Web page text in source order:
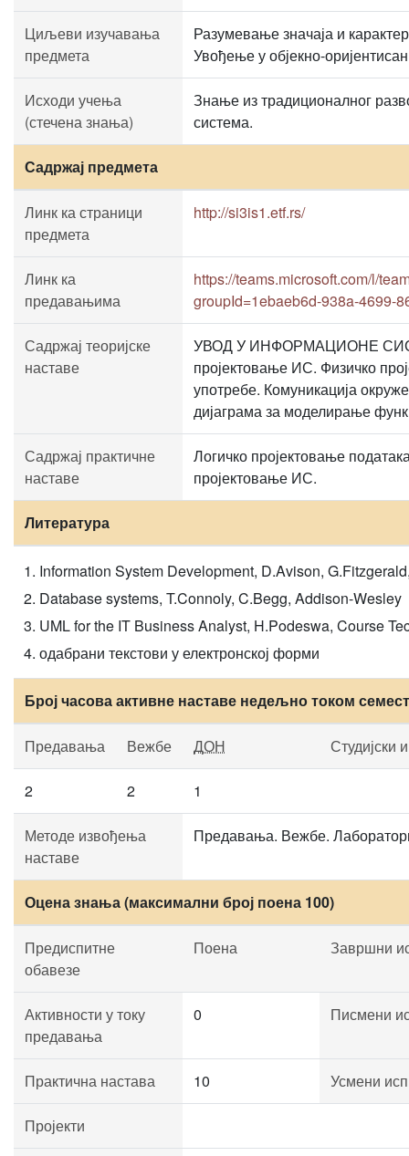
Циљеви изучавања
предмета
Разумевање значаја и
Увођење у објекно-
Исходи учења
(стечена знања)
Знање из традиционалног
система.
Садржај предмета
Линк ка страници
предмета
http://si3is1.etf.rs/
Линк ка
предавањима
https://teams.microsoft.com/l/
groupId=1ebaeb6d-938a-4699-
Садржај теоријске
наставе
УВОД У ИНФОРМАЦИОНЕ
пројектовање ИС. Физичко
употребе. Комуникација
дијаграма за моделирање
Садржај практичне
наставе
Логичко пројектовање
пројектовање ИС.
Литература
Information System Development, D.Avison,
Database systems, T.Connoly, C.Begg, Addison-Wesley
UML for the IT Business Analyst, H.Podeswa, Course
одабрани текстови у електронској форми
Број часова активне наставе недељно током
Предавања Вежбе ДОН Студијски
2 2 1
Методе извођења
наставе
Предавања. Вежбе.
Оцена знања (максимални број поена 100)
Предиспитне
обавезе
Поена Завршни
Активности у току
предавања
0 Писмени
Практична настава 10 Усмени
Пројекти